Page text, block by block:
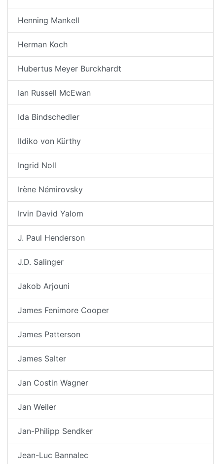
Henning Mankell
Herman Koch
Hubertus Meyer Burckhardt
Ian Russell McEwan
Ida Bindschedler
Ildiko von Kürthy
Ingrid Noll
Irène Némirovsky
Irvin David Yalom
J. Paul Henderson
J.D. Salinger
Jakob Arjouni
James Fenimore Cooper
James Patterson
James Salter
Jan Costin Wagner
Jan Weiler
Jan-Philipp Sendker
Jean-Luc Bannalec